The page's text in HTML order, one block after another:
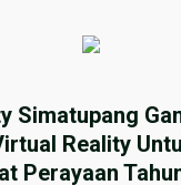
Simatupang
Reality
Perayaan